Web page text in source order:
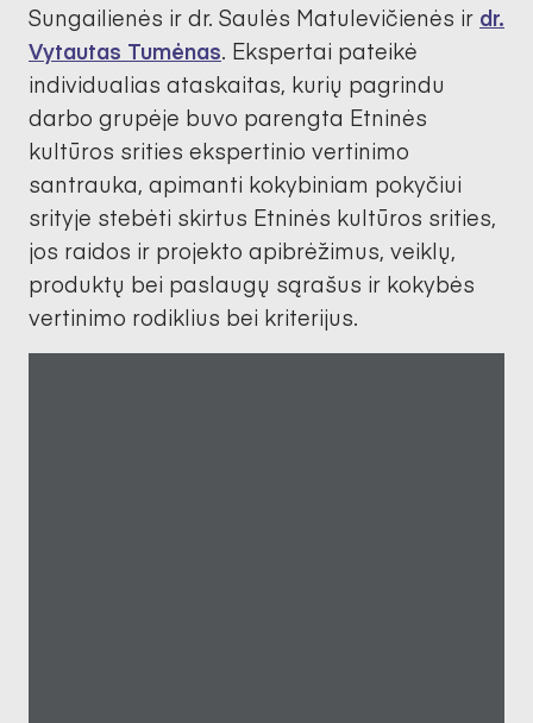
Sungailienės ir dr. Saulės Matulevičienės ir dr.
Vytautas Tumėnas. Ekspertai pateikė
individualias ataskaitas, kurių pagrindu
darbo grupėje buvo parengta Etninės
kultūros srities ekspertinio vertinimo
santrauka, apimanti kokybiniam pokyčiui
srityje stebėti skirtus Etninės kultūros srities,
jos raidos ir projekto apibrėžimus, veiklų,
produktų bei paslaugų sąrašus ir kokybės
vertinimo rodiklius bei kriterijus.